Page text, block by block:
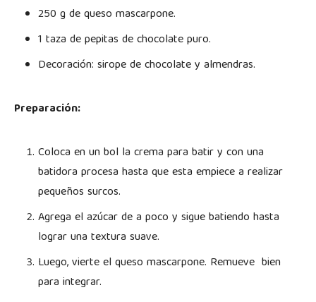
250 g de queso mascarpone.
1 taza de pepitas de chocolate puro.
Decoración: sirope de chocolate y almendras.
Preparación:
Coloca en un bol la crema para batir y con una
batidora procesa hasta que esta empiece a realizar
pequeños surcos.
Agrega el azúcar de a poco y sigue batiendo hasta
lograr una textura suave.
Luego, vierte el queso mascarpone. Remueve bien
para integrar.